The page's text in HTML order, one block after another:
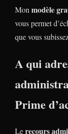
Monmodèle
vous permet
que vous
A qui
Prime
Lerecours